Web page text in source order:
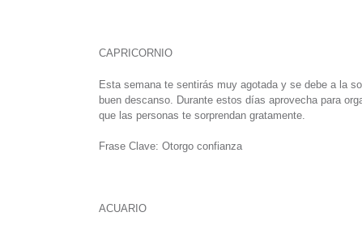
CAPRICORNIO
Esta semana te sentirás muy agotada y se debe a la
buen descanso. Durante estos días aprovecha para
que las personas te sorprendan gratamente.
Frase Clave: Otorgo confianza
ACUARIO